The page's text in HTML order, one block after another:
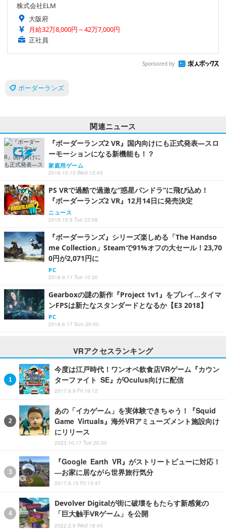
株式会社ELM
大阪府
月給32万8,000円～42万7,000円
正社員
Sponsored by
ボーダーランズ
関連ニュース
『ボーダーランズ2 VR』国内向けにも正式発表―スロ
ーモーションになる新機能も！？
家庭用ゲーム
2018.10.10 Wed 12:45
PS VRで過酷で過激な“惑星パンドラ”に飛び込め！
『ボーダーランズ2 VR』12月14日に発売決定
ニュース
2018.10.9 Tue 23:08
『ボーダーランズ』シリーズ楽しめる「The Handso
me Collection」Steamで91%オフの大セール！23,70
0円が2,071円に
PC
2018.9.11 Tue 10:30
Gearboxの謎の新作『Project 1v1』をプレイ…タイマ
ンFPSは新たなスタンダードとなるか【E3 2018】
PC
2018.6.17 Sun 20:00
VRアクセスランキング
今度は江戸時代！ワンオペ飲食店VRゲーム『カウン
ターファイト SE』がOculus向けに配信
2017.6.9 Fri 19:12
あの「イカゲーム」を実体験できちゃう！『Squid
Game Virtuals』海外VRアミューズメント施設向け
にリリース
2023.10.17 Tue 20:30
『Google Earth VR』がストリートビューに対応！
―お家に居ながら世界旅行気分
2017.9.15 Fri 13:47
Devolver Digitalが街に破壊をもたらす新感覚の
「巨大触手VRゲーム」を公開
2022.2.9 Wed 18:45